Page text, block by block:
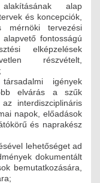
alap
és koncepciók,
mérnöki tervezési
fontosságú
elképzelések
részvételt,
igények
elvárás a szűk
interdiszciplináris
napok, előadások
és naprakész
lehetőséget ad
dokumentált
bemutatkozására,